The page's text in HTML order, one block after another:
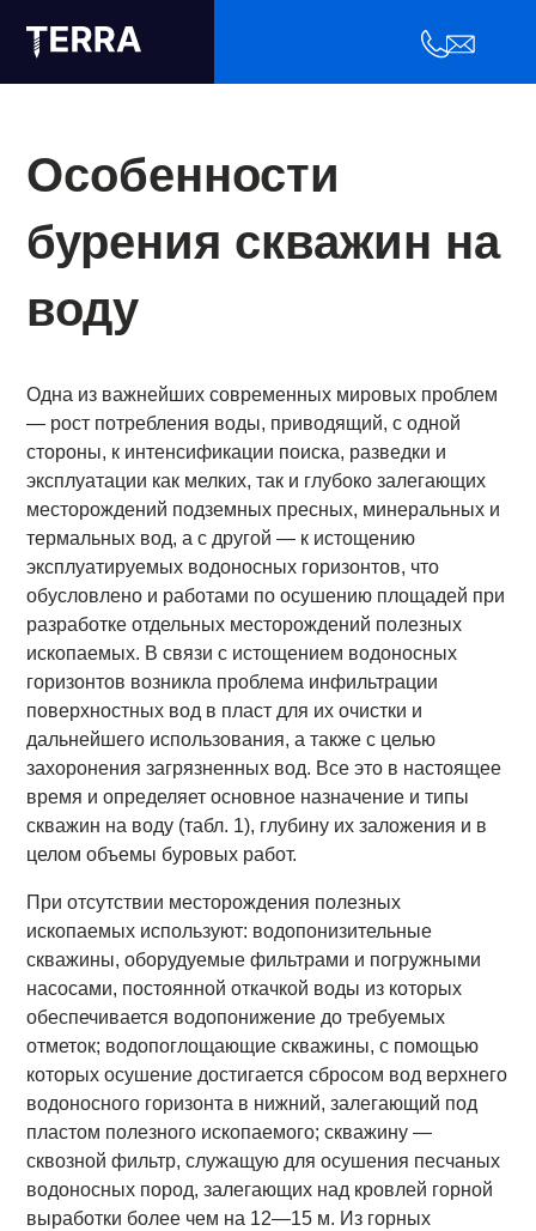
Особенности
бурения скважин на
воду
Одна из важнейших современных мировых проблем
— рост потребления воды, приводящий, с одной
стороны, к интенсификации поиска, разведки и
эксплуатации как мелких, так и глубоко залегающих
месторождений подземных пресных, минеральных и
термальных вод, а с другой — к истощению
эксплуатируемых водоносных горизонтов, что
обусловлено и работами по осушению площадей при
разработке отдельных месторождений полезных
ископаемых. В связи с истощением водоносных
горизонтов возникла проблема инфильтрации
поверхностных вод в пласт для их очистки и
дальнейшего использования, а также с целью
захоронения загрязненных вод. Все это в настоящее
время и определяет основное назначение и типы
скважин на воду (табл. 1), глубину их заложения и в
целом объемы буровых работ.
При отсутствии месторождения полезных
ископаемых используют: водопонизительные
скважины, оборудуемые фильтрами и погружными
насосами, постоянной откачкой воды из которых
обеспечивается водопонижение до требуемых
отметок; водопоглощающие скважины, с помощью
которых осушение достигается сбросом вод верхнего
водоносного горизонта в нижний, залегающий под
пластом полезного ископаемого; скважину —
сквозной фильтр, служащую для осушения песчаных
водоносных пород, залегающих над кровлей горной
выработки более чем на 12—15 м. Из горных